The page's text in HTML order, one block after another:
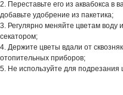
2. Переставьте его из аквабокса в
добавьте удобрение из пакетика;
3. Регулярно меняйте цветам
секатором;
4. Держите цветы вдали от
отопительных приборов;
5. Не используйте для подрезания